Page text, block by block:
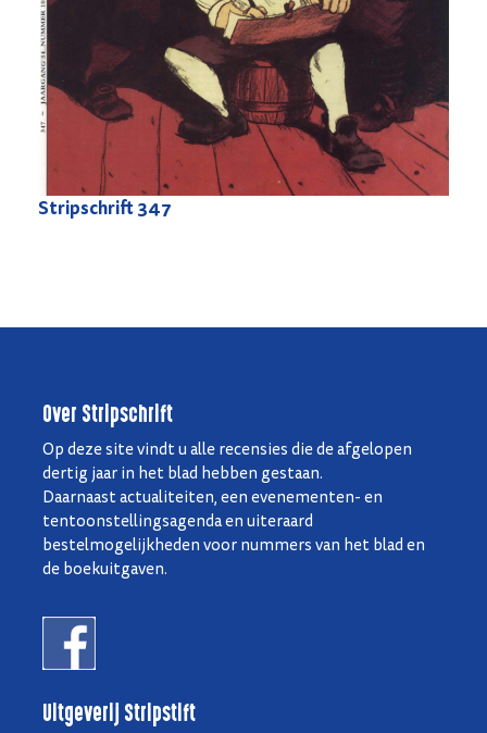
Stripschrift347
Over Stripschrift
Op deze site vindt u alle recensies die de afgelopen
dertig jaar in het blad hebben gestaan.
Daarnaast actualiteiten, een evenementen- en
tentoonstellingsagenda en uiteraard
bestelmogelijkheden voor nummers van het blad en
de boekuitgaven.
Uitgeverij Stripstift